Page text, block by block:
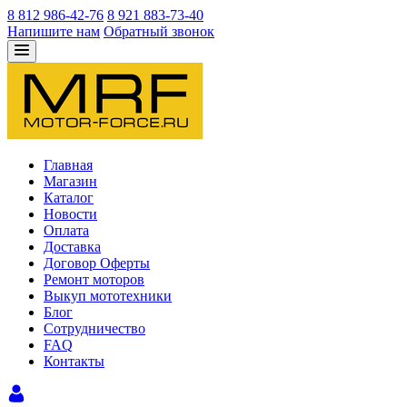
8 812 986-42-76 8 921 883-73-40
Напишите нам Обратный звонок
Главная
Магазин
Каталог
Новости
Оплата
Доставка
Договор Оферты
Ремонт моторов
Выкуп мототехники
Блог
Сотрудничество
FAQ
Контакты